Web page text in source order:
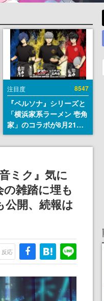
注目度 8547
『ペルソナ』シリーズと
「横浜家系ラーメン 壱角
家」のコラボが8月21日
から開催。”はがくれ”風
とんこつラーメンや、お
ラーメンがラインナップ
ミク』気に
雑踏に埋も
開、続報は
反応